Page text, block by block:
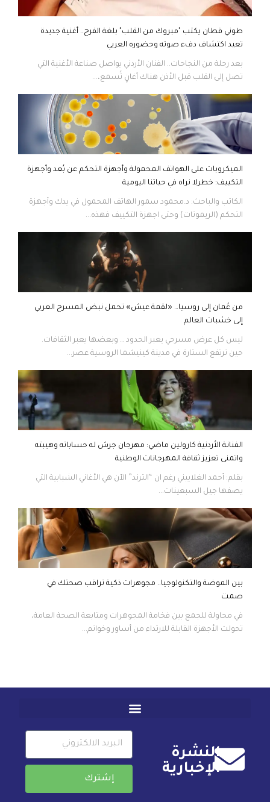
طوني قطان يكتب "مبروك من القلب" بلغة الفرح.. أغنية جديدة
تعيد اكتشاف دفء صوته وحضوره العربي
بعد رحلة من النجاحات.. الفنان الأردني يواصل صناعة الأغنية التي
تصل إلى القلب قبل الأذن هناك أغانٍ تُسمع،...
الميكروبات على الهواتف المحمولة وأجهزة التحكم عن بُعد وأجهزة
التكييف: خطرلا نراه في حياتنا اليومية
الكاتب والباحث: د.محمود سمور الهاتف المحمول في يدك وأجهزة
التحكم (الريموتات) وحتى اجهزة التكييف فهذه...
من عُمان إلى روسيا… «لقمة عيش» تحمل نبض المسرح العربي
إلى خشبات العالم
ليس كل عرض مسرحي يعبر الحدود … وبعضها يعبر الثقافات.
حين ترتفع الستارة في مدينة كينيشما الروسية عصر...
الفنانة الأردنية كارولين ماضي: مهرجان جرش له حساباته وهيبته
واتمنى تعزيز ثقافة المهرجانات الوطنية
بقلم: أحمد الغلاييني رغم ان “الترند” الآن هي الأغاني الشبابية التي
يصفها جيل السبعينات...
بين الموضة والتكنولوجيا.. مجوهرات ذكية تراقب صحتك في
صمت
في محاولة للجمع بين فخامة المجوهرات ومتابعة الصحة العامة،
تحولت الأجهزة القابلة للارتداء من أساور وخواتم...
النشرة
الإخبارية
إشترك